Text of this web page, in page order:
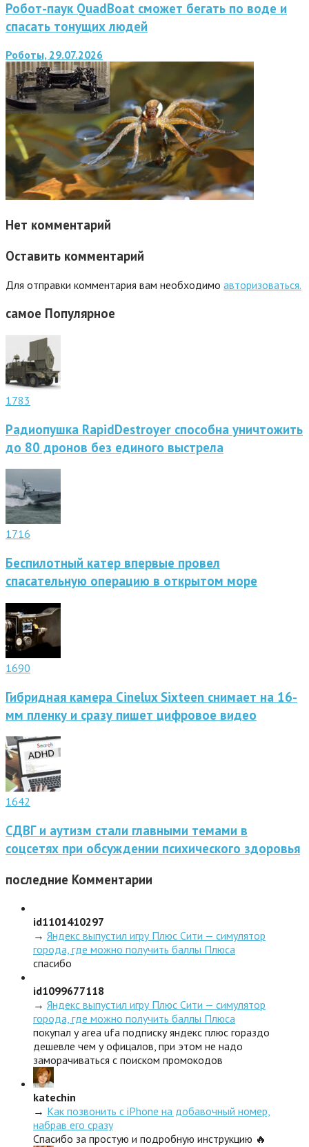
Робот-паук QuadBoat сможет бегать по воде и
спасать тонущих людей
Роботы, 29.07.2026
Нет комментарий
Оставить комментарий
Для отправки комментария вам необходимо авторизоваться.
самое Популярное
1783
Радиопушка RapidDestroyer способна уничтожить
до 80 дронов без единого выстрела
1716
Беспилотный катер впервые провел
спасательную операцию в открытом море
1690
Гибридная камера Cinelux Sixteen снимает на 16-
мм пленку и сразу пишет цифровое видео
1642
СДВГ и аутизм стали главными темами в
соцсетях при обсуждении психического здоровья
последние Комментарии
id1101410297
→ Яндекс выпустил игру Плюс Сити — симулятор
города, где можно получить баллы Плюса
спасибо
id1099677118
→ Яндекс выпустил игру Плюс Сити — симулятор
города, где можно получить баллы Плюса
покупал у area ufa подписку яндекс плюс гораздо
дешевле чем у офицалов, при этом не надо
заморачиваться с поиском промокодов
katechin
→ Как позвонить с iPhone на добавочный номер,
набрав его сразу
Спасибо за простую и подробную инструкцию 🔥